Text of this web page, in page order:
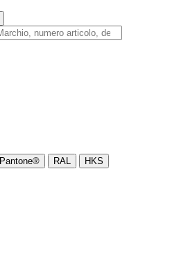
Pantone® RAL HKS